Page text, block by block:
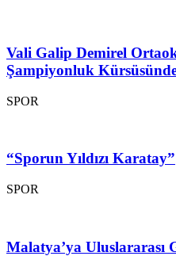
Vali Galip Demirel
Şampiyonluk
SPOR
“Sporun Yıldızı Karatay”
SPOR
Malatya’ya Uluslararası